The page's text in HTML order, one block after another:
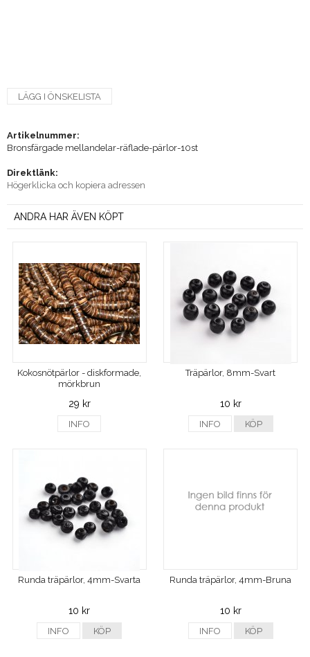
LÄGG I ÖNSKELISTA
Artikelnummer:
Bronsfärgade mellandelar-räflade-pärlor-10st
Direktlänk:
Högerklicka och kopiera adressen
ANDRA HAR ÄVEN KÖPT
Kokosnötpärlor - diskformade,
mörkbrun
29 kr
INFO
Träpärlor, 8mm-Svart
10 kr
INFO KÖP
Runda träpärlor, 4mm-Svarta
10 kr
INFO KÖP
Runda träpärlor, 4mm-Bruna
10 kr
INFO KÖP